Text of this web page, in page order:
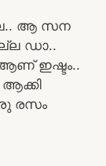
ആ സന
ഡാ..
ആണ് ഇഷ്ടം..
രസം